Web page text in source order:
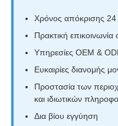
Χρόνος απόκρισης
Πρακτική επικοινωνία
Υπηρεσίες OEM &
Ευκαιρίες διανομής
Προστασία των
και ιδιωτικών
Δια βίου εγγύηση